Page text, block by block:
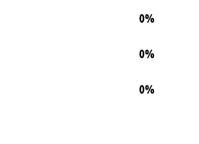
0%
0%
0%